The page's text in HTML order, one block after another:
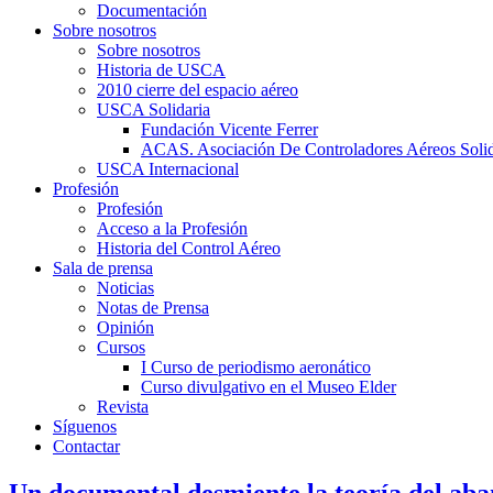
Documentación
Sobre nosotros
Sobre nosotros
Historia de USCA
2010 cierre del espacio aéreo
USCA Solidaria
Fundación Vicente Ferrer
ACAS. Asociación De Controladores Aéreos
USCA Internacional
Profesión
Profesión
Acceso a la Profesión
Historia del Control Aéreo
Sala de prensa
Noticias
Notas de Prensa
Opinión
Cursos
I Curso de periodismo aeronático
Curso divulgativo en el Museo Elder
Revista
Síguenos
Contactar